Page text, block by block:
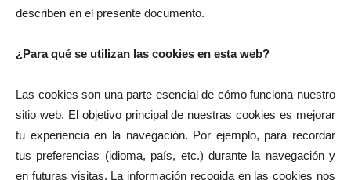
describen en el presente documento.
¿Para qué se utilizan las cookies en esta web?
Las cookies son una parte esencial de cómo funciona nuestro
sitio web. El objetivo principal de nuestras cookies es mejorar
tu experiencia en la navegación. Por ejemplo, para recordar
tus preferencias (idioma, país, etc.) durante la navegación y
en futuras visitas. La información recogida en las cookies nos